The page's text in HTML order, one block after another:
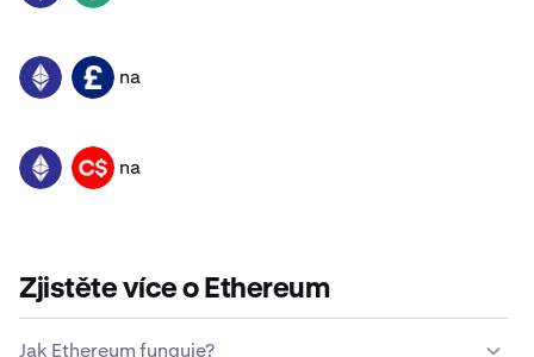
ETH GBP na
ETH CAD na
Zjistěte více o Ethereum
Jak Ethereum funguje?